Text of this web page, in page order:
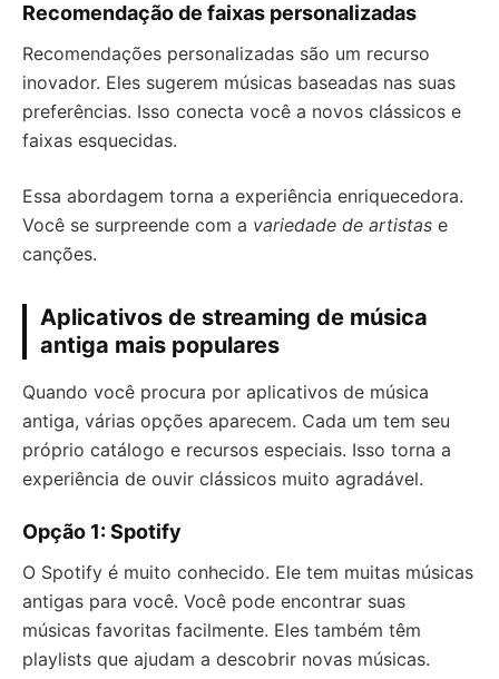
Recomendação de faixas personalizadas
Recomendações personalizadas são um recurso
inovador. Eles sugerem músicas baseadas nas suas
preferências. Isso conecta você a novos clássicos e
faixas esquecidas.
Essa abordagem torna a experiência enriquecedora.
Você se surpreende com a variedade de artistas e
canções.
Aplicativos de streaming de música
antiga mais populares
Quando você procura por aplicativos de música
antiga, várias opções aparecem. Cada um tem seu
próprio catálogo e recursos especiais. Isso torna a
experiência de ouvir clássicos muito agradável.
Opção 1: Spotify
O Spotify é muito conhecido. Ele tem muitas músicas
antigas para você. Você pode encontrar suas
músicas favoritas facilmente. Eles também têm
playlists que ajudam a descobrir novas músicas.